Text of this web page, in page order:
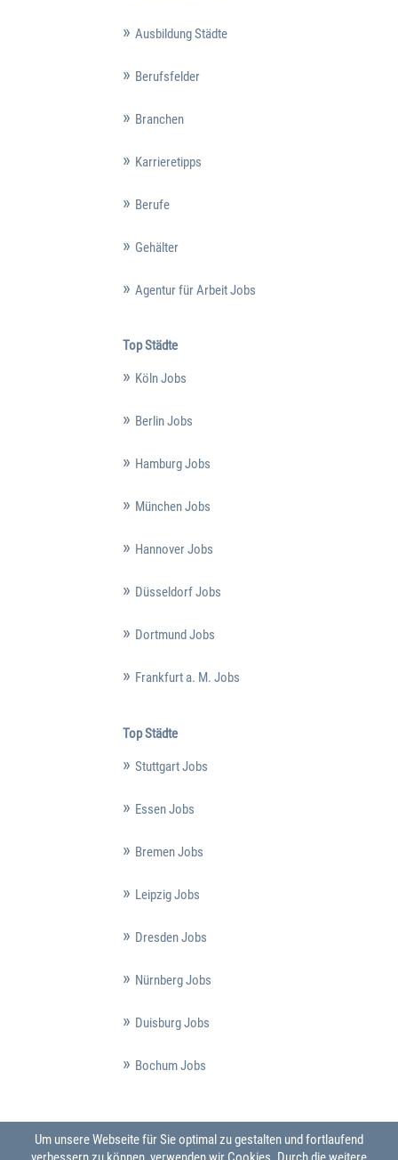
Ausbildung Städte
Berufsfelder
Branchen
Karrieretipps
Berufe
Gehälter
Agentur für Arbeit Jobs
Top Städte
Köln Jobs
Berlin Jobs
Hamburg Jobs
München Jobs
Hannover Jobs
Düsseldorf Jobs
Dortmund Jobs
Frankfurt a. M. Jobs
Top Städte
Stuttgart Jobs
Essen Jobs
Bremen Jobs
Leipzig Jobs
Dresden Jobs
Nürnberg Jobs
Duisburg Jobs
Bochum Jobs
Um unsere Webseite für Sie optimal zu gestalten und fortlaufend